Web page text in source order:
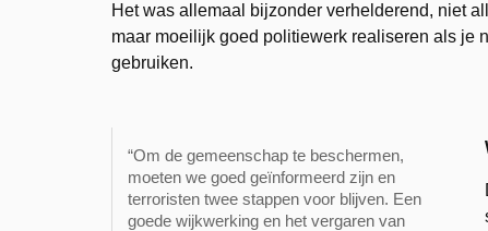
Het was allemaal bijzonder verhelderend, niet
maar moeilijk goed politiewerk realiseren als je
gebruiken.
“Om de gemeenschap te beschermen,
moeten we goed geïnformeerd zijn en
terroristen twee stappen voor blijven. Een
goede wijkwerking en het vergaren van